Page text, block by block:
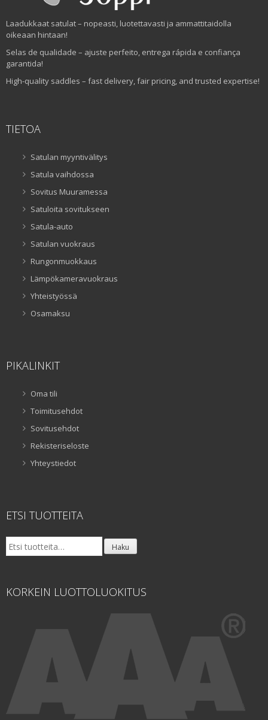
Laadukkaat satulat – nopeasti, luotettavasti ja ammattitaidolla
oikeaan hintaan!
Selas de qualidade – ajuste perfeito, entrega rápida e confiança
garantida!
High-quality saddles – fast delivery, fair pricing, and trusted expertise!
TIETOA
Satulan myyntivälitys
Satula vaihdossa
Sovitus Muuramessa
Satuloita sovitukseen
Satula-auto
Satulan vuokraus
Rungonmuokkaus
Lämpökameravuokraus
Yhteistyössä
Osamaksu
PIKALINKIT
Oma tili
Toimitusehdot
Sovitusehdot
Rekisteriseloste
Yhteystiedot
ETSI TUOTTEITA
Etsi: Haku
KORKEIN LUOTTOLUOKITUS